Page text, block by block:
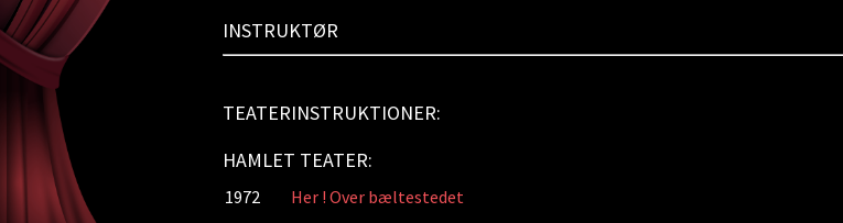
INSTRUKTØR
TEATERINSTRUKTIONER:
HAMLET TEATER:
1972 Her ! Over bæltestedet